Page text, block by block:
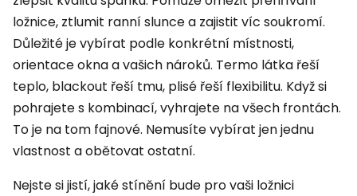
ložnice, ztlumit ranní slunce a zajistit víc soukromí.
Důležité je vybírat podle konkrétní místnosti,
orientace okna a vašich nároků. Termo látka řeší
teplo, blackout řeší tmu, plisé řeší flexibilitu. Když si
pohrajete s kombinací, vyhrajete na všech frontách.
To je na tom fajnové. Nemusíte vybírat jen jednu
vlastnost a obětovat ostatní.
Nejste si jistí, jaké stínění bude pro vaši ložnici